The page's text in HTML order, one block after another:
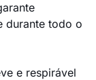
durante todo o
e respirável